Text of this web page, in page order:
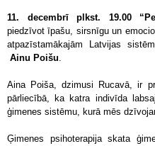
11. decembrī plkst. 19.00
piedzīvot īpašu, sirsnīgu un
atpazīstamākajām Latvijas
Ainu Poišu.
Aina Poiša, dzimusi Rucavā, ir
pārliecībā, ka katra indivīda
ģimenes sistēmu, kurā mēs
Ģimenes psihoterapija skata